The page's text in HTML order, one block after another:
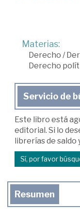
Materias:
Derecho /
Derecho
Servicio de
Este libro está
editorial. Si lo
librerías de saldo
Sí, por favor
Resumen